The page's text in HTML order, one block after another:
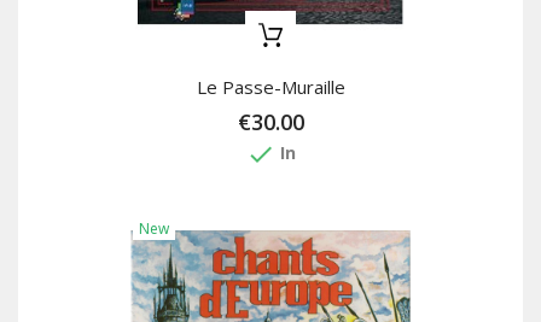
Le Passe-Muraille
€30.00
done In
New